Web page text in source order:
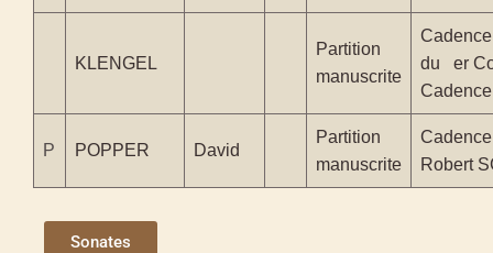
KLENGEL
Partition
manuscrite
du er
P POPPER David
Partition
manuscrite
Robert
Sonates